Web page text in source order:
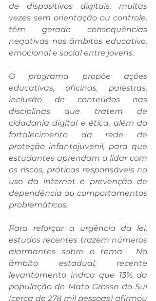
de dispositivos digitais, muitas
vezes sem orientação ou controle,
têm gerado consequências
negativas nos âmbitos educativo,
emocional e social entre jovens.
O programa propõe ações
educativas, oficinas, palestras,
inclusão de conteúdos nas
disciplinas que tratem de
cidadania digital e ética, além do
fortalecimento da rede de
proteção infantojuvenil, para que
estudantes aprendam a lidar com
os riscos, práticas responsáveis no
uso da internet e prevenção de
dependência ou comportamentos
problemáticos.
Para reforçar a urgência da lei,
estudos recentes trazem números
alarmantes sobre o tema.  No
âmbito estadual, recente
levantamento indica que 13% da
população de Mato Grosso do Sul
(cerca de 278 mil pessoas) afirmou